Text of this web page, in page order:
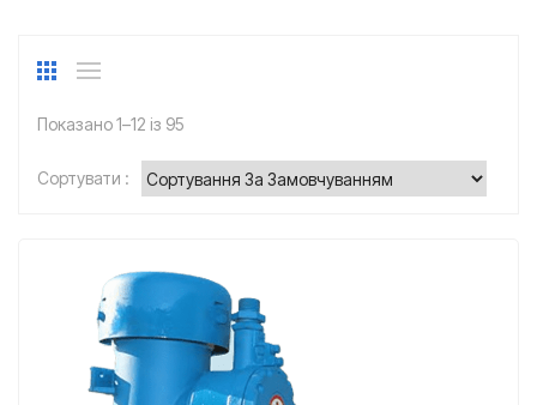
Показано 1–12 із 95
Сортувати :